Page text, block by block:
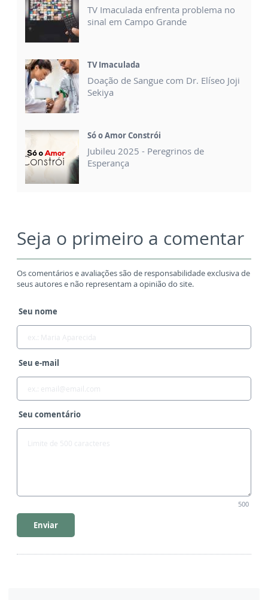
TV Imaculada enfrenta problema no
sinal em Campo Grande
TV Imaculada
Doação de Sangue com Dr. Elíseo Joji
Sekiya
Só o Amor Constrói
Jubileu 2025 - Peregrinos de
Esperança
Seja o primeiro a comentar
Os comentários e avaliações são de responsabilidade exclusiva de
seus autores e não representam a opinião do site.
Seu nome
Seu e-mail
Seu comentário
500
Enviar